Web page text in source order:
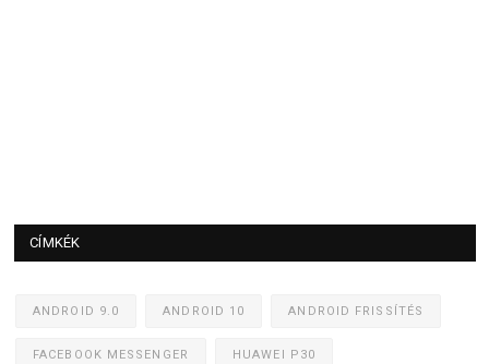
CÍMKÉK
ANDROID 9.0 ANDROID 10 ANDROID FRISSÍTÉS
FACEBOOK MESSENGER HUAWEI P30